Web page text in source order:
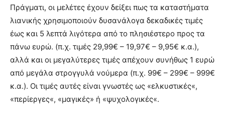
Πράγματι, οι μελέτες έχουν δείξει πως τα καταστήματα
λιανικής χρησιμοποιούν δυσανάλογα δεκαδικές τιμές
έως και 5 λεπτά λιγότερα από το πλησιέστερο προς τα
πάνω ευρώ. (π.χ. τιμές 29,99€ – 19,97€ – 9,95€ κ.α.),
αλλά και οι μεγαλύτερες τιμές απέχουν συνήθως 1 ευρώ
από μεγάλα στρογγυλά νούμερα (π.χ. 99€ – 299€ – 999€
κ.α.). Οι τιμές αυτές είναι γνωστές ως «ελκυστικές«,
«περίεργες«, «μαγικές» ή «ψυχολογικές«.